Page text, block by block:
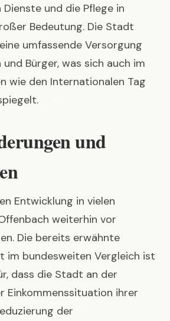
und die Pflege in
Bedeutung. Die Stadt
umfassende Versorgung
Bürger, was sich auch im
wie den Internationalen Tag
und
Entwicklung in vielen
weiterhin vor
Die bereits erwähnte
im bundesweiten Vergleich ist
dass die Stadt an der
Einkommenssituation ihrer
der